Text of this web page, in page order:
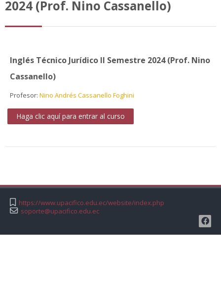
2024 (Prof. Nino Cassanello)
Inglés Técnico Jurídico II Semestre 2024 (Prof. Nino
Cassanello)
Profesor: Nino Andrés Cassanello Foghini
Haga clic aquí para entrar al curso
https://www.upacifico.edu.ec/website/index.php
soporte@upacifico.edu.ec